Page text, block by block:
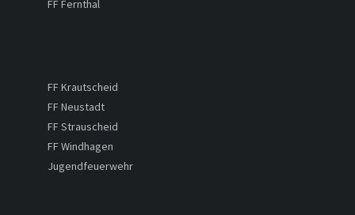
FF Fernthal
FF Krautscheid
FF Neustadt
FF Strauscheid
FF Windhagen
Jugendfeuerwehr